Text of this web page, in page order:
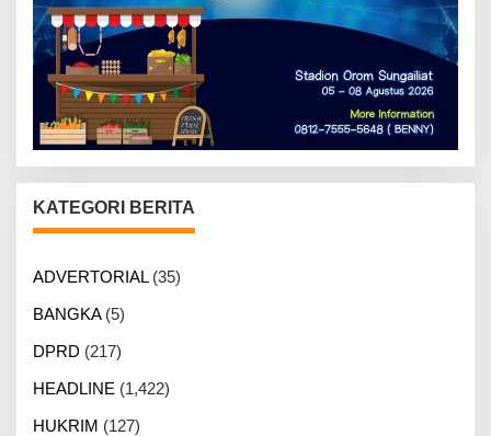
KATEGORI BERITA
ADVERTORIAL(35)
BANGKA(5)
DPRD (217)
HEADLINE (1,422)
HUKRIM (127)